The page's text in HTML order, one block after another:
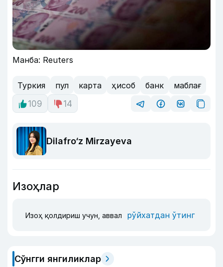
Манба: Reuters
Туркия пул карта ҳисоб банк
маблағ
109
14
Dilafro‘z Mirzayeva
Изоҳлар
Изоҳ қолдириш учун, аввал рўйхатдан ўтинг
Сўнгги янгиликлар